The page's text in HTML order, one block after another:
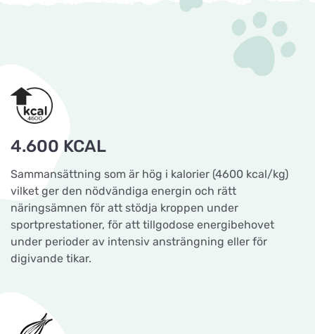
4.600 KCAL
Sammansättning som är hög i kalorier (4600 kcal/kg)
vilket ger den nödvändiga energin och rätt
näringsämnen för att stödja kroppen under
sportprestationer, för att tillgodose energibehovet
under perioder av intensiv ansträngning eller för
digivande tikar.